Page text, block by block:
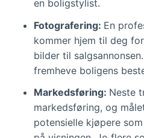
en boligstylist.
Fotografering: En
kommer hjem til deg
bilder til
fremheve boligens
Markedsføring: Neste
markedsføring, og
potensielle kjøpere